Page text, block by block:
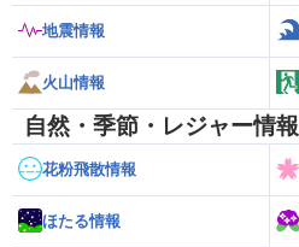
地震情報
火山情報
自然・季節・レジャー情報
花粉飛散情報
ほたる情報